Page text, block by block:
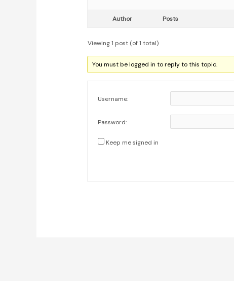
Author Posts
Viewing 1 post (of 1 total)
You must be logged in to reply to this topic.
Username:
Password:
Keep me signed in